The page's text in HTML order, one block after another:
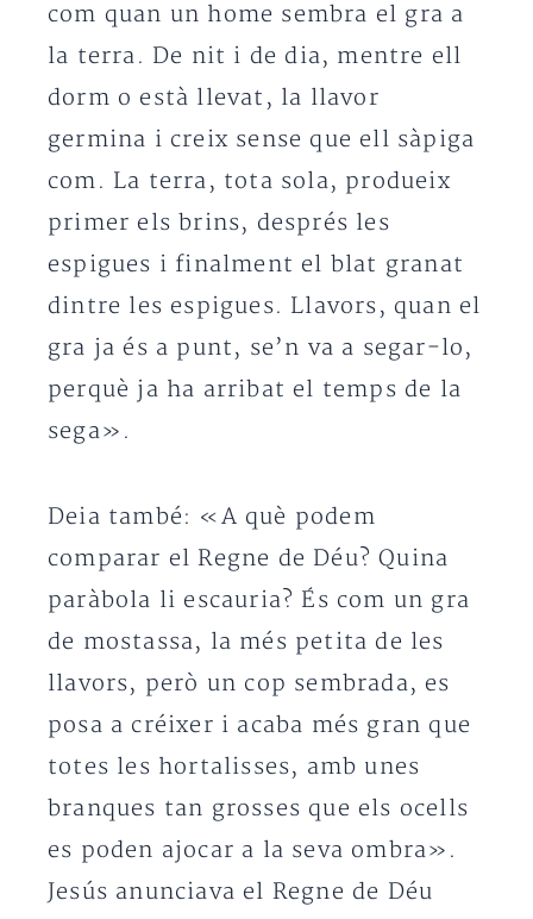
com quan un home sembra el gra a
la terra. De nit i de dia, mentre ell
dorm o està llevat, la llavor
germina i creix sense que ell sàpiga
com. La terra, tota sola, produeix
primer els brins, després les
espigues i finalment el blat granat
dintre les espigues. Llavors, quan el
gra ja és a punt, se’n va a segar-lo,
perquè ja ha arribat el temps de la
sega».
Deia també: «A què podem
comparar el Regne de Déu? Quina
paràbola li escauria? És com un gra
de mostassa, la més petita de les
llavors, però un cop sembrada, es
posa a créixer i acaba més gran que
totes les hortalisses, amb unes
branques tan grosses que els ocells
es poden ajocar a la seva ombra».
Jesús anunciava el Regne de Déu